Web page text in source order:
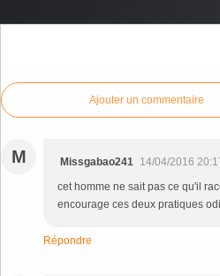
Ajouter un commentaire
M Missgabao241
14/04/2016
cet homme ne sait pas ce qu'il
encourage ces deux pratiques
Répondre